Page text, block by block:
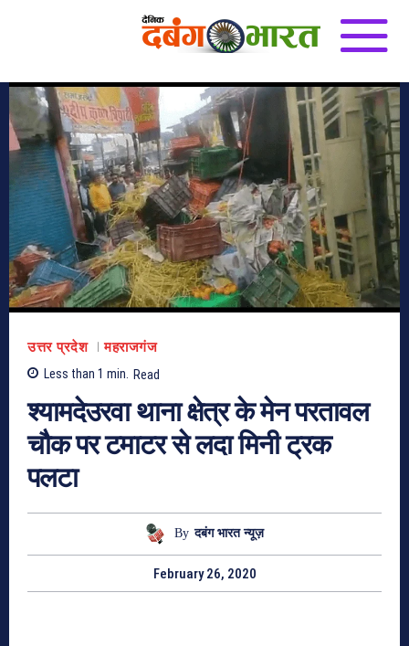
उत्तर प्रदेश
महराजगंज
Less than 1 min. Read
श्यामदेउरवा थाना क्षेत्र के मेन परतावल
चौक पर टमाटर से लदा मिनी ट्रक
पलटा
By दबंग भारत न्यूज़
February 26, 2020